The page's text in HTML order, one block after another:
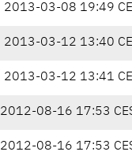
2013-03-08 19:49
2013-03-12 13:40
2013-03-12 13:41
2012-08-16 17:53
2012-08-16 17:53